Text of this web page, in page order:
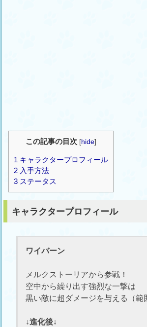
この記事の目次 [hide]
1 キャラクタープロフィール
2 入手方法
3 ステータス
キャラクタープロフィール
ワイバーン
メルクストーリアから参戦！
空中から繰り出す強烈な一撃は
黒い敵に超ダメージを与える（範
↓進化後↓